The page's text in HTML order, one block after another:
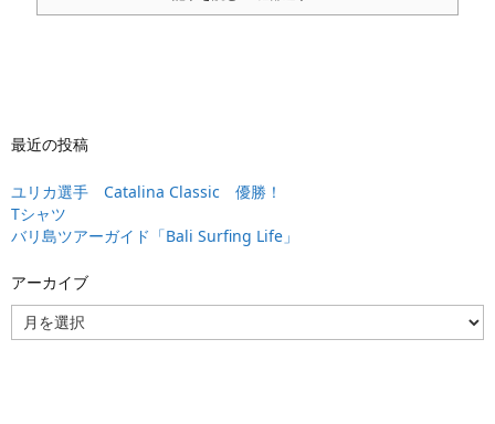
最近の投稿
ユリカ選手 Catalina Classic 優勝！
Tシャツ
バリ島ツアーガイド「Bali Surfing Life」
アーカイブ
ー